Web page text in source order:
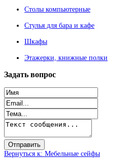
Столы компьютерные
Стулья для бара и кафе
Шкафы
Этажерки, книжные полки
Задать вопрос
Вернуться к: Мебельные сейфы